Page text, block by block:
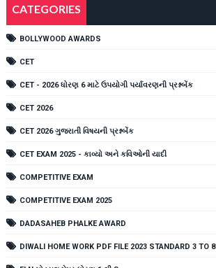
CATEGORIES
BOLLYWOOD AWARDS
CET
CET - 2026 ધોરણ 6 માટે ઉપયોગી પર્યાવરણની પ્રશ્નબેંક
CET 2026
CET 2026 ગુજરાતી વિષયની પ્રશ્નબેંક
CET EXAM 2025 - કાવ્યો અને કવિઓની યાદી
COMPETITIVE EXAM
COMPETITIVE EXAM 2025
DADASAHEB PHALKE AWARD
DIWALI HOME WORK PDF FILE 2023 STANDARD 3 TO 8